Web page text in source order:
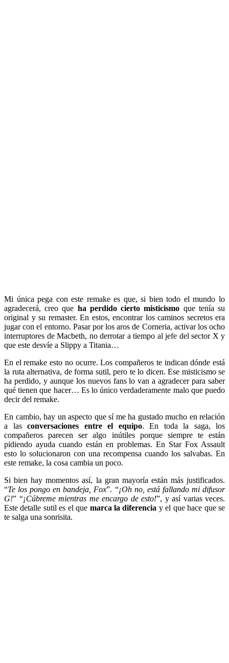
Mi única pega con este remake es que, si bien todo el mundo lo
agradecerá, creo que ha perdido cierto misticismo que tenía su
original y su remaster. En estos, encontrar los caminos secretos era
jugar con el entorno. Pasar por los aros de Corneria, activar los ocho
interruptores de Macbeth, no derrotar a tiempo al jefe del sector X y
que este desvíe a Slippy a Titania…
En el remake esto no ocurre. Los compañeros te indican dónde está
la ruta alternativa, de forma sutil, pero te lo dicen. Ese misticismo se
ha perdido, y aunque los nuevos fans lo van a agradecer para saber
qué tienen que hacer… Es lo único verdaderamente malo que puedo
decir del remake.
En cambio, hay un aspecto que sí me ha gustado mucho en relación
a las conversaciones entre el equipo. En toda la saga, los
compañeros parecen ser algo inútiles porque siempre te están
pidiendo ayuda cuando están en problemas. En Star Fox Assault
esto lo solucionaron con una recompensa cuando los salvabas. En
este remake, la cosa cambia un poco.
Si bien hay momentos así, la gran mayoría están más justificados.
“Te los pongo en bandeja, Fox”. “¡Oh no, está fallando mi difusor
G!” “¡Cúbreme mientras me encargo de esto!”, y así varias veces.
Este detalle sutil es el que marca la diferencia y el que hace que se
te salga una sonrisita.